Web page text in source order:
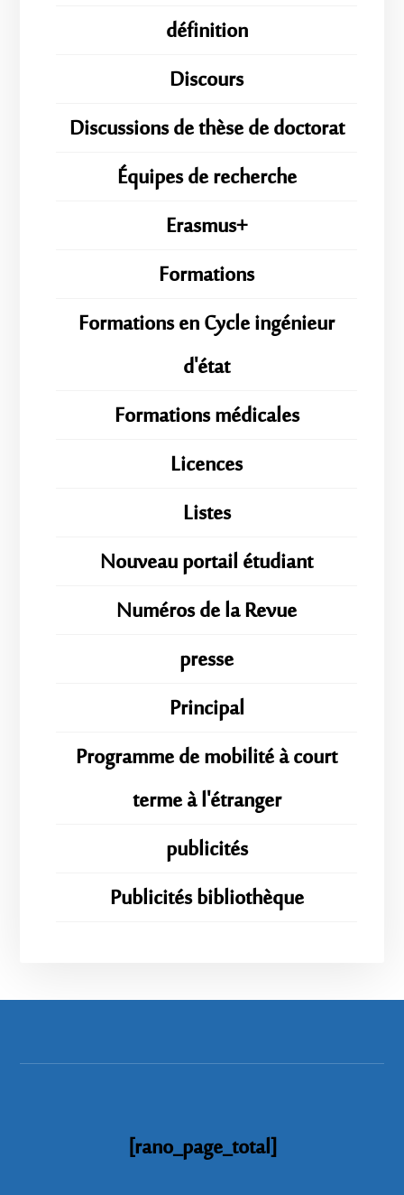
définition
Discours
Discussions de thèse de doctorat
Équipes de recherche
Erasmus+
Formations
Formations en Cycle ingénieur
d'état
Formations médicales
Licences
Listes
Nouveau portail étudiant
Numéros de la Revue
presse
Principal
Programme de mobilité à court
terme à l'étranger
publicités
Publicités bibliothèque
[rano_page_total]